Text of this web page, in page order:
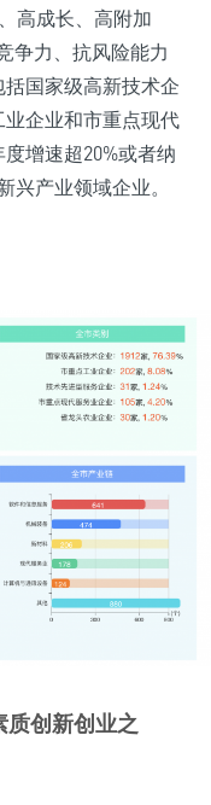
高成长、高附加
争力、抗风险能力
国家级高新技术企
企业和市重点现代
增速超20%或者纳
兴产业领域企业。
质创新创业之